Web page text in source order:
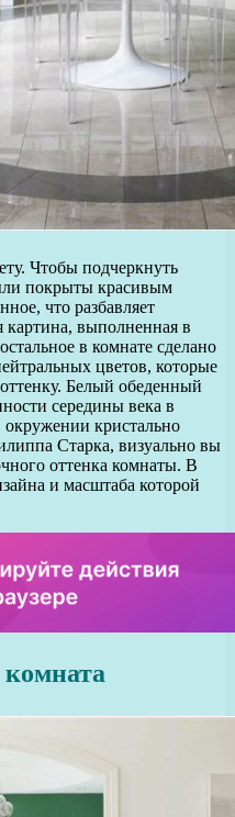
Чтобы подчеркнуть
покрыты красивым
что разбавляет
выполненная в
в комнате сделано
цветов, которые
Белый обеденный
середины века в
кристально
Старка, визуально вы
оттенка комнаты. В
и масштаба которой